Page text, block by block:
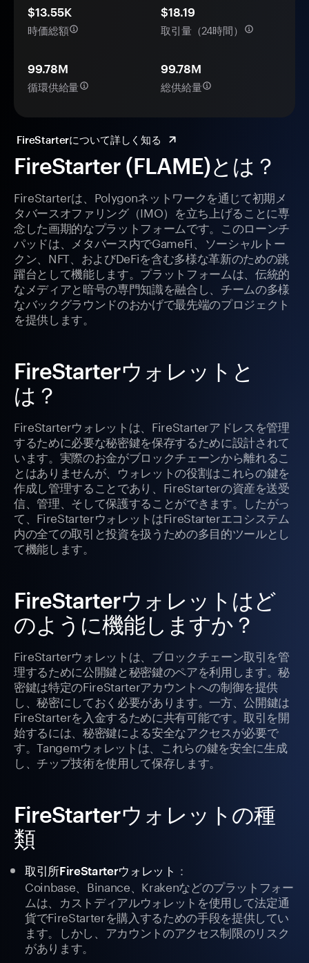
FireStarter (FLAME)とは？
FireStarterは、Polygonネットワークを通じて初期メ
タバースオファリング（IMO）を立ち上げることに専
念した画期的なプラットフォームです。このローンチ
パッドは、メタバース内でGameFi、ソーシャルトー
クン、NFT、およびDeFiを含む多様な革新のための跳
躍台として機能します。プラットフォームは、伝統的
なメディアと暗号の専門知識を融合し、チームの多様
なバックグラウンドのおかげで最先端のプロジェクト
を提供します。
FireStarterウォレットと
は？
FireStarterウォレットは、FireStarterアドレスを管理
するために必要な秘密鍵を保存するために設計されて
います。実際のお金がブロックチェーンから離れるこ
とはありませんが、ウォレットの役割はこれらの鍵を
作成し管理することであり、FireStarterの資産を送受
信、管理、そして保護することができます。したがっ
て、FireStarterウォレットはFireStarterエコシステム
内の全ての取引と投資を扱うための多目的ツールとし
て機能します。
FireStarterウォレットはど
のように機能しますか？
FireStarterウォレットは、ブロックチェーン取引を管
理するために公開鍵と秘密鍵のペアを利用します。秘
密鍵は特定のFireStarterアカウントへの制御を提供
し、秘密にしておく必要があります。一方、公開鍵は
FireStarterを入金するために共有可能です。取引を開
始するには、秘密鍵による安全なアクセスが必要で
す。Tangemウォレットは、これらの鍵を安全に生成
し、チップ技術を使用して保存します。
FireStarterウォレットの種
類
取引所FireStarterウォレット ：
Coinbase、Binance、Krakenなどのプラットフォー
ムは、カストディアルウォレットを使用して法定通
貨でFireStarterを購入するための手段を提供してい
ます。しかし、アカウントのアクセス制限のリスク
があります。
$13.55K
時価総額
$18.19
取引量（24時間）
99.78M
循環供給量
99.78M
総供給量
FireStarterについて詳しく知る